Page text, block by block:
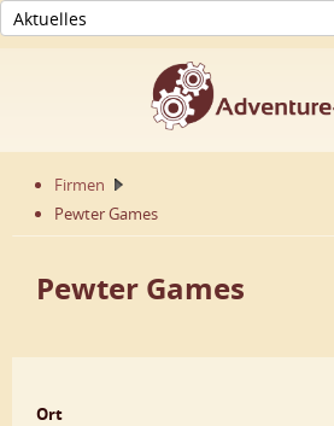
Firmen
Pewter Games
Pewter Games
Ort